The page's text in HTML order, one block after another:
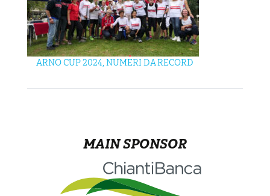
ARNO CUP 2024, NUMERI DA RECORD
MAIN SPONSOR